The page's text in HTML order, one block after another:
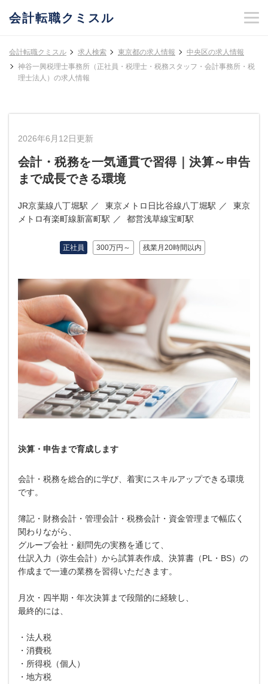
会計転職クミスル
会計転職クミスル 求人検索 東京都の求人情報
中央区の求人情報
神谷一興税理士事務所（正社員・税理士・税務スタッフ・会計事務所・税
理士法人）の求人情報
2026年6月12日更新
会計・税務を一気通貫で習得｜決算～申告
まで成長できる環境
JR京葉線八丁堀駅 東京メトロ日比谷線八丁堀駅
東京
メトロ有楽町線新富町駅
都営浅草線宝町駅
正社員 300万円～ 残業月20時間以内
決算・申告まで育成します
会計・税務を総合的に学び、着実にスキルアップできる環境
です。
簿記・財務会計・管理会計・税務会計・資金管理まで幅広く
関わりながら、
グループ会社・顧問先の実務を通じて、
仕訳入力（弥生会計）から試算表作成、決算書（PL・BS）の
作成まで一連の業務を習得いただきます。
月次・四半期・年次決算まで段階的に経験し、
最終的には、
・法人税
・消費税
・所得税（個人）
・地方税